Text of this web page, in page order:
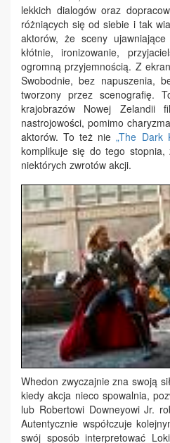
lekkich dialogów oraz
różniących się od siebie i tak
aktorów, że sceny
kłótnie, ironizowanie,
ogromną przyjemnością. Z
Swobodnie, bez napuszenia,
tworzony przez scenografię.
krajobrazów Nowej
nastrojowości, pomimo
aktorów. To też nie„The Dark
komplikuje się do tego stopnia,
niektórych zwrotów akcji.
Whedon zwyczajnie zna swoją
kiedy akcja nieco spowalnia,
lub Robertowi Downeyowi Jr.
Autentycznie współczuje
swój sposób interpretować